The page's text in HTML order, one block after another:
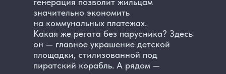
значительно экономить
на коммунальных платежах.
Какая же регата без парусника? Здесь
он — главное украшение детской
площадки, стилизованной под
пиратский корабль. А рядом —